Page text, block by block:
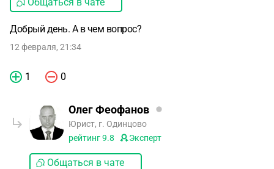
Добрый день. А в чем вопрос?
12 февраля, 21:34
1 0
Олег Феофанов
Юрист, г. Одинцово
рейтинг9.8 Эксперт
Общаться в чате